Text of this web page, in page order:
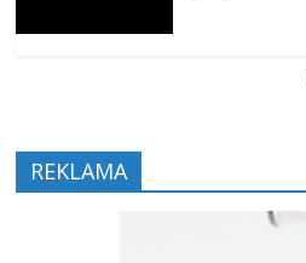
REKLAMA